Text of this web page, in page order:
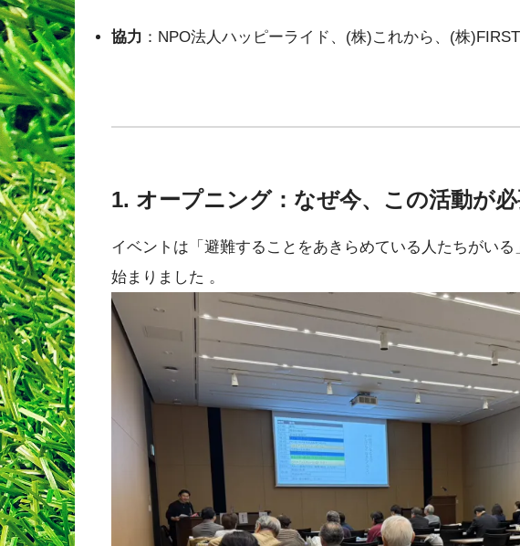
協力 ：NPO法人ハッピーライド、(株)これから、(株
1. オープニング：なぜ今、この活動が
イベントは「避難することをあきらめている人たちがい
始まりました 。